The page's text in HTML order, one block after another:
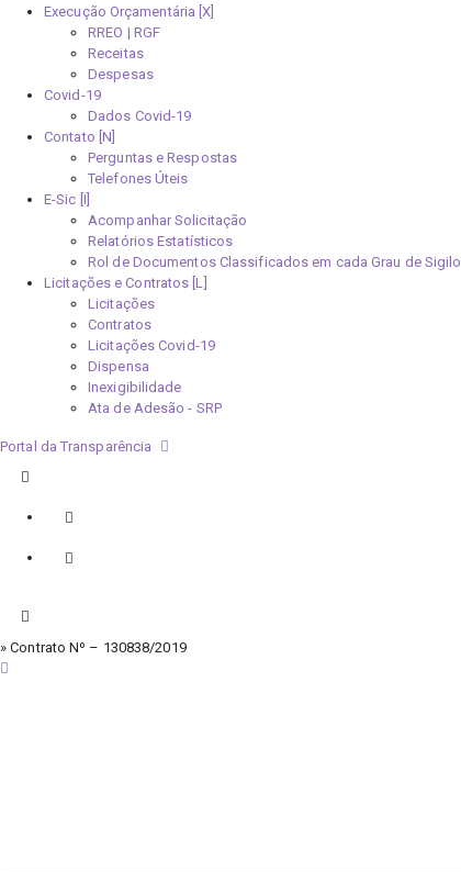
Execução Orçamentária [X]
RREO | RGF
Receitas
Despesas
Covid-19
Dados Covid-19
Contato [N]
Perguntas e Respostas
Telefones Úteis
E-Sic [I]
Acompanhar Solicitação
Relatórios Estatísticos
Rol de Documentos Classificados em cada Grau de Sigilo
Licitações e Contratos [L]
Licitações
Contratos
Licitações Covid-19
Dispensa
Inexigibilidade
Ata de Adesão - SRP
Portal da Transparência
» Contrato Nº – 130838/2019